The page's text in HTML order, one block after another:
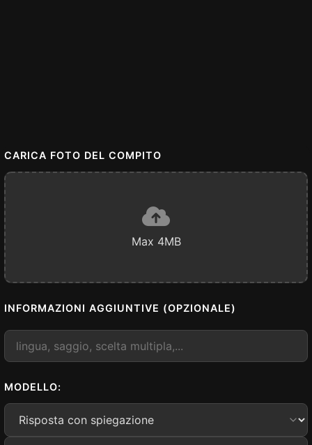
CARICA FOTO DEL COMPITO
Max 4MB
INFORMAZIONI AGGIUNTIVE (OPZIONALE)
MODELLO: